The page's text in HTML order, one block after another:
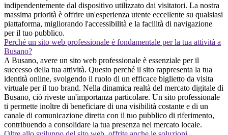
indipendentemente dal dispositivo utilizzato dai visitatori. La nostra
massima priorità è offrire un'esperienza utente eccellente su qualsiasi
piattaforma, migliorando l'accessibilità e la facilità di navigazione
per il tuo pubblico.
Perché un sito web professionale è fondamentale per la tua attività a
Busano?
A Busano, avere un sito web professionale è essenziale per il
successo della tua attività. Questo perché il sito rappresenta la tua
identità online, svolgendo il ruolo di un efficace biglietto da visita
virtuale per il tuo brand. Nella dinamica realtà del mercato digitale di
Busano, ciò riveste un'importanza particolare. Un sito professionale
ti permette inoltre di beneficiare di una visibilità costante e di un
canale di comunicazione diretta con il tuo pubblico di riferimento,
contribuendo a consolidare la tua presenza nel mercato locale.